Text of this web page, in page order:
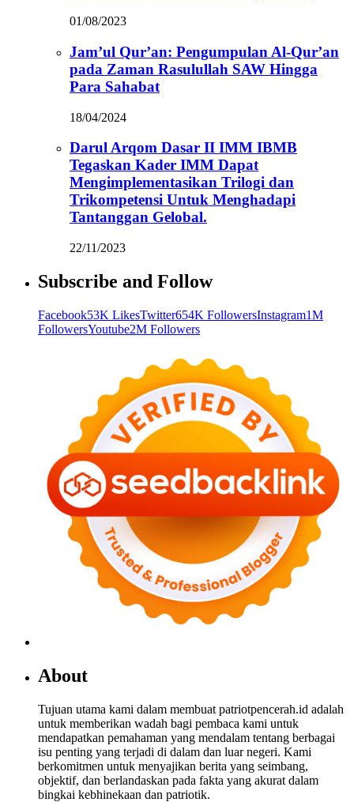
01/08/2023
Jam’ul Qur’an: Pengumpulan Al-Qur’an
pada Zaman Rasulullah SAW Hingga
Para Sahabat
18/04/2024
Darul Arqom Dasar II IMM IBMB
Tegaskan Kader IMM Dapat
Mengimplementasikan Trilogi dan
Trikompetensi Untuk Menghadapi
Tantanggan Gelobal.
22/11/2023
Subscribe and Follow
Facebook53K LikesTwitter654K FollowersInstagram1M
FollowersYoutube2M Followers
About
Tujuan utama kami dalam membuat patriotpencerah.id adalah
untuk memberikan wadah bagi pembaca kami untuk
mendapatkan pemahaman yang mendalam tentang berbagai
isu penting yang terjadi di dalam dan luar negeri. Kami
berkomitmen untuk menyajikan berita yang seimbang,
objektif, dan berlandaskan pada fakta yang akurat dalam
bingkai kebhinekaan dan patriotik.